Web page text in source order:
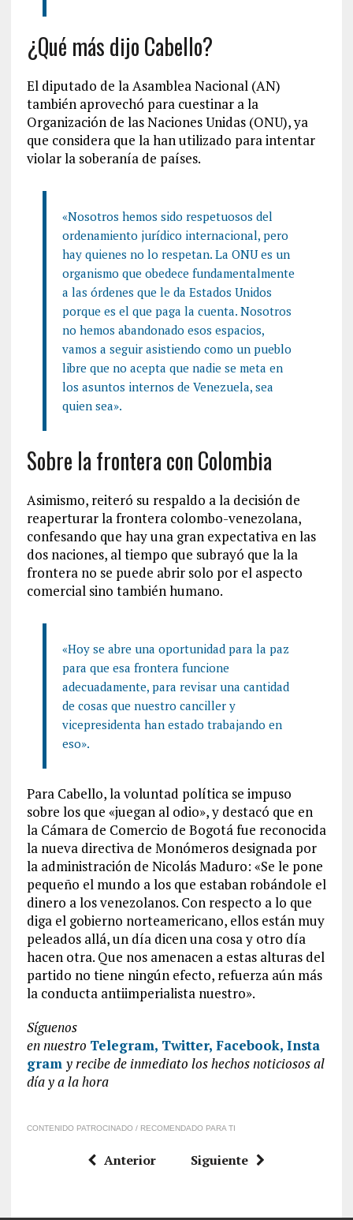
¿Qué más dijo Cabello?
El diputado de la Asamblea Nacional (AN)
también aprovechó para cuestinar a la
Organización de las Naciones Unidas (ONU), ya
que considera que la han utilizado para intentar
violar la soberanía de países.
«Nosotros hemos sido respetuosos del
ordenamiento jurídico internacional, pero
hay quienes no lo respetan. La ONU es un
organismo que obedece fundamentalmente
a las órdenes que le da Estados Unidos
porque es el que paga la cuenta. Nosotros
no hemos abandonado esos espacios,
vamos a seguir asistiendo como un pueblo
libre que no acepta que nadie se meta en
los asuntos internos de Venezuela, sea
quien sea».
Sobre la frontera con Colombia
Asimismo, reiteró su respaldo a la decisión de
reaperturar la frontera colombo-venezolana,
confesando que hay una gran expectativa en las
dos naciones, al tiempo que subrayó que la la
frontera no se puede abrir solo por el aspecto
comercial sino también humano.
«Hoy se abre una oportunidad para la paz
para que esa frontera funcione
adecuadamente, para revisar una cantidad
de cosas que nuestro canciller y
vicepresidenta han estado trabajando en
eso».
Para Cabello, la voluntad política se impuso
sobre los que «juegan al odio», y destacó que en
la Cámara de Comercio de Bogotá fue reconocida
la nueva directiva de Monómeros designada por
la administración de Nicolás Maduro: «Se le pone
pequeño el mundo a los que estaban robándole el
dinero a los venezolanos. Con respecto a lo que
diga el gobierno norteamericano, ellos están muy
peleados allá, un día dicen una cosa y otro día
hacen otra. Que nos amenacen a estas alturas del
partido no tiene ningún efecto, refuerza aún más
la conducta antiimperialista nuestro».
Síguenos
ennuestro Telegram, Twitter, Facebook, Insta
gram y recibe de inmediato los hechos noticiosos al
día y a la hora
CONTENIDO PATROCINADO / RECOMENDADO PARA TI
Anterior Siguiente